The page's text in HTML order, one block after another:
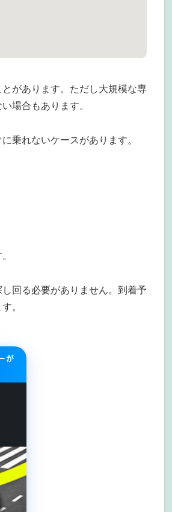
があります。ただし大規模な専
場合もあります。
乗れないケースがあります。
回る必要がありません。到着予
。
が